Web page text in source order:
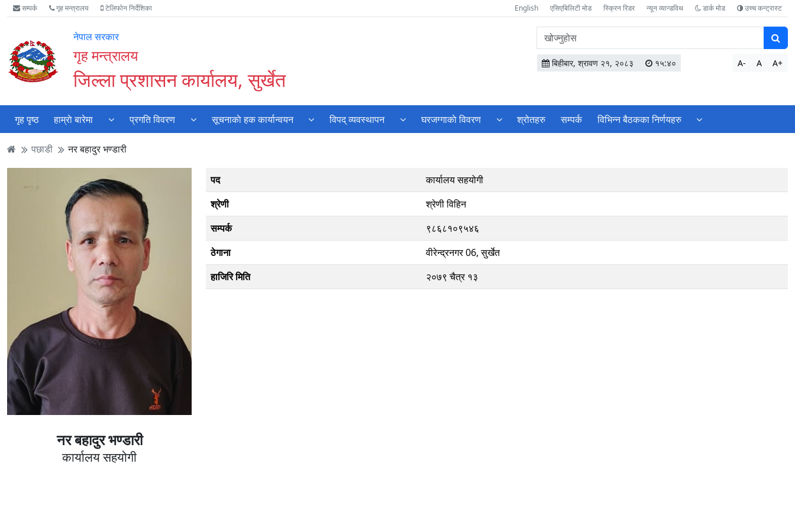
Accessibility
Mode
गर्नुहोस्
मुख्य
सामाग्री
मुख्य
नेभिगेसन
वेबसाइट
खोजमा
सम्पर्क गृह मन्त्रालय टेलिफोन निर्देशिका English एसिएबिलिटी मोड स्क्रिन रिडर न्यून व्यान्डविथ डार्क मोड उच्च कन्ट्रास्ट
नेपाल सरकार
गृह मन्त्रालय
जिल्ला प्रशासन कार्यालय, सुर्खेत
वेबसाइटमा
सामग्री
खोज्नुहोस
बिहीबार, श्रावण २१, २०८३ १५:४० A- A A+
गृह पृष्ठ हाम्राे बारेमा प्रगति विवरण सूचनाकाे हक कार्यान्वयन विपद् व्यवस्थापन घरजग्गाकाे विवरण श्रोतहरु सम्पर्क विभिन्न बैठकका निर्णयहरु
पछाडी नर बहादुर भण्डारी
नर बहादुर भण्डारी
कार्यालय सहयोगी
पद
कार्यालय सहयोगी
श्रेणी
श्रेणी विहिन
सम्पर्क
९८६८१०९५४६
ठेगाना
वीरेन्द्रनगर 06, सुर्खेत
हाजिरि मिति
२०७९ चैत्र १३